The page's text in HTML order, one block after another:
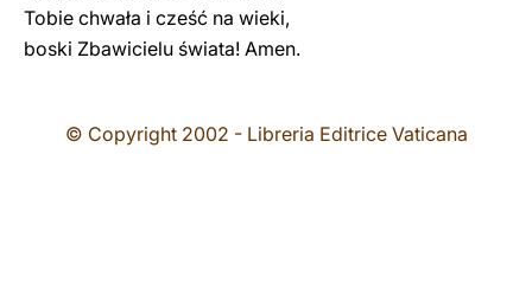
Tobie chwała i cześć na wieki,
boski Zbawicielu świata! Amen.
© Copyright 2002 - Libreria Editrice Vaticana